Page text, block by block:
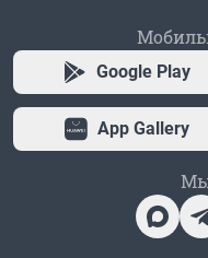
Google Play
App Gallery
Мы